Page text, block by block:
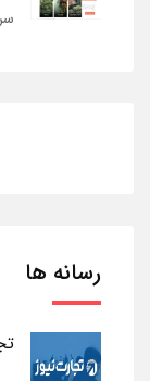
رسانه ها